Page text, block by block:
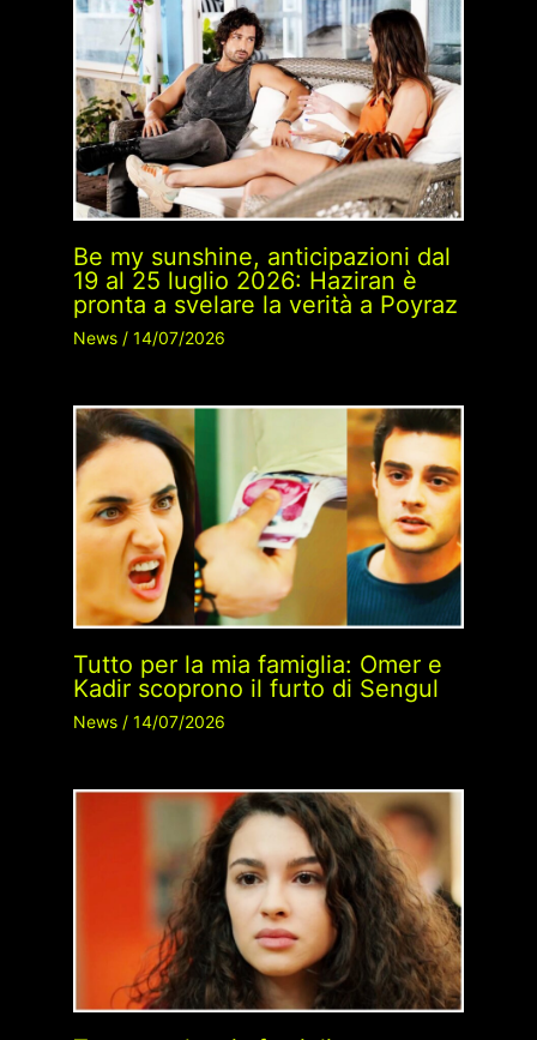
Be my sunshine, anticipazioni dal
19 al 25 luglio 2026: Haziran è
pronta a svelare la verità a Poyraz
News/ 14/07/2026
Tutto per la mia famiglia: Omer e
Kadir scoprono il furto di Sengul
News/ 14/07/2026